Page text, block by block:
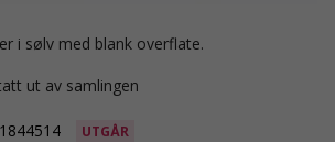
i sølv med blank overflate.
ut av samlingen
1844514 UTGÅR